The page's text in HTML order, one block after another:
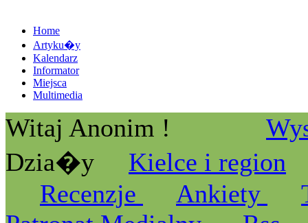
Home
Artyku�y
Kalendarz
Informator
Miejsca
Multimedia
Witaj Anonim !
Dzia�y
Kielce i region
Recenzje
Ankiety